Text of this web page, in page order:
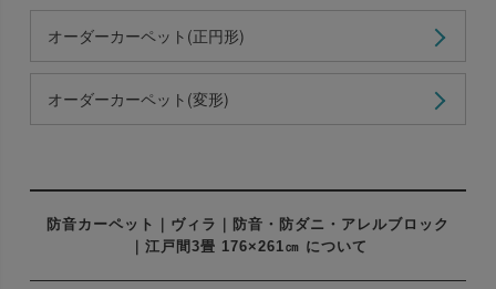
オーダーカーペット(正円形)
オーダーカーペット(変形)
防音カーペット｜ヴィラ｜防音・防ダニ・アレルブロック
｜江戸間3畳 176×261㎝ について